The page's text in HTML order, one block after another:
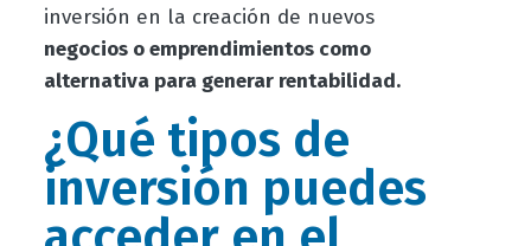
inversión en la creación de nuevos
negocios o emprendimientos como
alternativa para generar rentabilidad.
¿Qué tipos de
inversión puedes